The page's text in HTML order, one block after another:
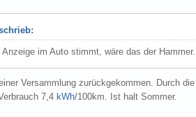
Anzeige im Auto stimmt, wäre das der
Versammlung zurückgekommen. Durch
7,4 kWh/100km. Ist halt Sommer.